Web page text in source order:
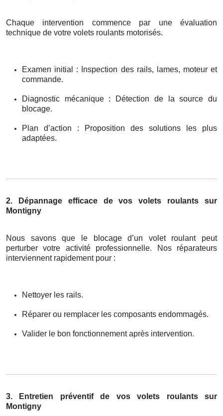
Chaque intervention commence par une évaluation
technique de votre volets roulants motorisés.
Examen initial : Inspection des rails, lames, moteur et
commande.
Diagnostic mécanique : Détection de la source du
blocage.
Plan d’action : Proposition des solutions les plus
adaptées.
2. Dépannage efficace de vos volets roulants sur
Montigny
Nous savons que le blocage d’un volet roulant peut
perturber votre activité professionnelle. Nos réparateurs
interviennent rapidement pour :
Nettoyer les rails.
Réparer ou remplacer les composants endommagés.
Valider le bon fonctionnement après intervention.
3. Entretien préventif de vos volets roulants sur
Montigny